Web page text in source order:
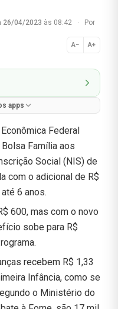
26/04/2023 às 08:42 ·
Por
A− A+
Normal
apps
Federal
Família aos
Social (NIS) de
com o adicional de R$
6 anos.
600, mas com o novo
sobe para R$
recebem R$ 1,33
Infância, como se
o Ministério do